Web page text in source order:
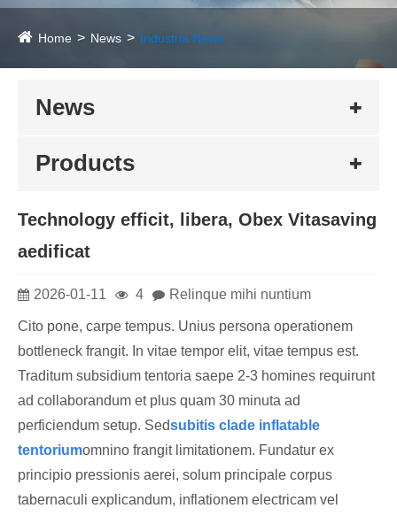
Home News Industria News
News
Products
Technology efficit, libera, Obex Vitasaving
aedificat
2026-01-11 4 Relinque mihi nuntium
Cito pone, carpe tempus. Unius persona operationem
bottleneck frangit. In vitae tempor elit, vitae tempus est.
Traditum subsidium tentoria saepe 2-3 homines requirunt
ad collaborandum et plus quam 30 minuta ad
perficiendum setup. Sedsubitis clade inflatable
tentoriumomnino frangit limitationem. Fundatur ex
principio pressionis aerei, solum principale corpus
tabernaculi explicandum, inflationem electricam vel